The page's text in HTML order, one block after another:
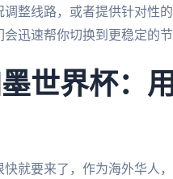
整线路，或者提供针对性
迅速帮你切换到更稳定的
世界杯：
快就要来了，作为海外华人